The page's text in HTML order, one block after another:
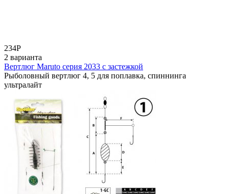
234Р
2 варианта
Вертлюг Maruto серия 2033 с застежкой
Рыболовный вертлюг 4, 5 для поплавка, спиннинга
ультралайт